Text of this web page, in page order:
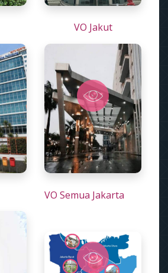
VO Jakut
VO Semua Jakarta